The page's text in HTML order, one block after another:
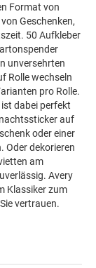
Format von
Geschenken,
50 Aufkleber
unversehrten
Rolle wechseln
pro Rolle.
dabei perfekt
auf
oder einer
Oder dekorieren
am
Avery
Klassiker zum
vertrauen.